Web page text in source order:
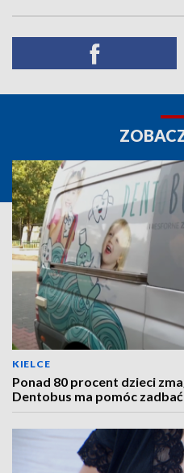
KIELCE
Ponad 80 procent dzieci
Dentobus ma pomóc